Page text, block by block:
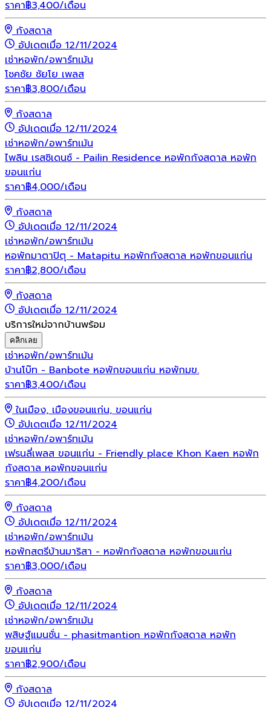
ราคา฿3,400/เดือน
กังสดาล
อัปเดตเมื่อ 12/11/2024
เช่าหอพัก/อพาร์ทเม้น
โชคชัย ชัยโย เพลส
ราคา฿3,800/เดือน
กังสดาล
อัปเดตเมื่อ 12/11/2024
เช่าหอพัก/อพาร์ทเม้น
ไพลิน เรสซิเดนซ์ - Pailin Residence หอพักกังสดาล หอพัก
ขอนแก่น
ราคา฿4,000/เดือน
กังสดาล
อัปเดตเมื่อ 12/11/2024
เช่าหอพัก/อพาร์ทเม้น
หอพักมาตาปิตุ - Matapitu หอพักกังสดาล หอพักขอนแก่น
ราคา฿2,800/เดือน
กังสดาล
อัปเดตเมื่อ 12/11/2024
บริการใหม่จากบ้านพร้อม
คลิกเลย
เช่าหอพัก/อพาร์ทเม้น
บ้านโบ๊ท - Banbote หอพักขอนแก่น หอพักมข.
ราคา฿3,400/เดือน
ในเมือง, เมืองขอนแก่น, ขอนแก่น
อัปเดตเมื่อ 12/11/2024
เช่าหอพัก/อพาร์ทเม้น
เฟรนลี่เพลส ขอนแก่น - Friendly place Khon Kaen หอพัก
กังสดาล หอพักขอนแก่น
ราคา฿4,200/เดือน
กังสดาล
อัปเดตเมื่อ 12/11/2024
เช่าหอพัก/อพาร์ทเม้น
หอพักสตรีบ้านมาริสา - หอพักกังสดาล หอพักขอนแก่น
ราคา฿3,000/เดือน
กังสดาล
อัปเดตเมื่อ 12/11/2024
เช่าหอพัก/อพาร์ทเม้น
พสิษฐ์แมนชั่น - phasitmantion หอพักกังสดาล หอพัก
ขอนแก่น
ราคา฿2,900/เดือน
กังสดาล
อัปเดตเมื่อ 12/11/2024